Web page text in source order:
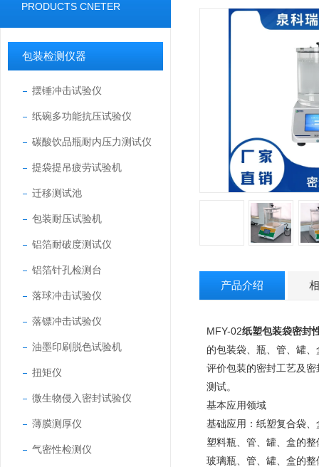
PRODUCTS CNETER
包装检测仪器
摆锤冲击试验仪
纸碗多功能抗压试验仪
碳酸饮品瓶耐内压力测试仪
提袋提吊疲劳试验机
迁移测试池
包装耐压试验机
铝箔耐破度测试仪
铝箔针孔检测台
落球冲击试验仪
落镖冲击试验仪
油墨印刷脱色试验机
扭矩仪
微生物侵入密封试验仪
薄膜测厚仪
气密性检测仪
产品介绍
MFY-02纸塑包装袋密封
的包装袋、瓶、管、罐
评价包装的密封工艺及
测试。
基本应用领域
基础应用：纸塑复合袋
塑料瓶、管、罐、盒的
玻璃瓶、管、罐、盒的